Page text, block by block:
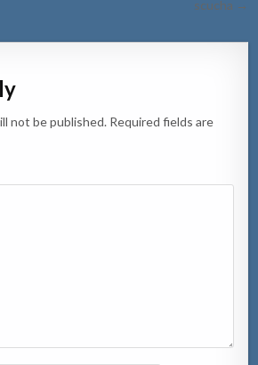
scucha →
not be published. Required fields are